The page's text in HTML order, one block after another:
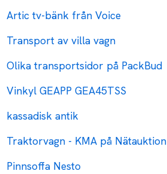
Artic tv-bänk från Voice
Transport av villa vagn
Olika transportsidor på PackBud
Vinkyl GEAPP GEA45TSS
kassadisk antik
Traktorvagn - KMA på Nätauktion
Pinnsoffa Nesto